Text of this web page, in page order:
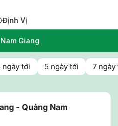
Định Vị
Nam Giang
ngày tới 5 ngày tới 7 ngày
- Quảng Nam